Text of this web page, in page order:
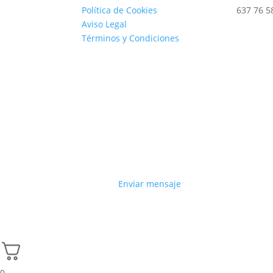
Política de Cookies
Aviso Legal
Términos y Condiciones
637 76
Enviar mensaje